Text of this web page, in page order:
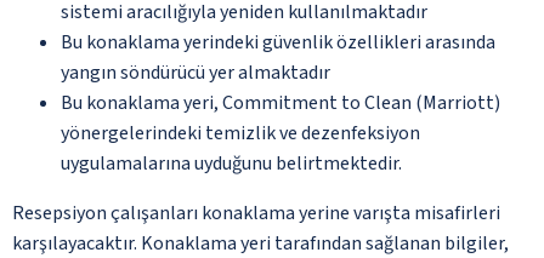
sistemi aracılığıyla yeniden kullanılmaktadır
Bu konaklama yerindeki güvenlik özellikleri arasında
yangın söndürücü yer almaktadır
Bu konaklama yeri, Commitment to Clean (Marriott)
yönergelerindeki temizlik ve dezenfeksiyon
uygulamalarına uyduğunu belirtmektedir.
Resepsiyon çalışanları konaklama yerine varışta misafirleri
karşılayacaktır. Konaklama yeri tarafından sağlanan bilgiler,